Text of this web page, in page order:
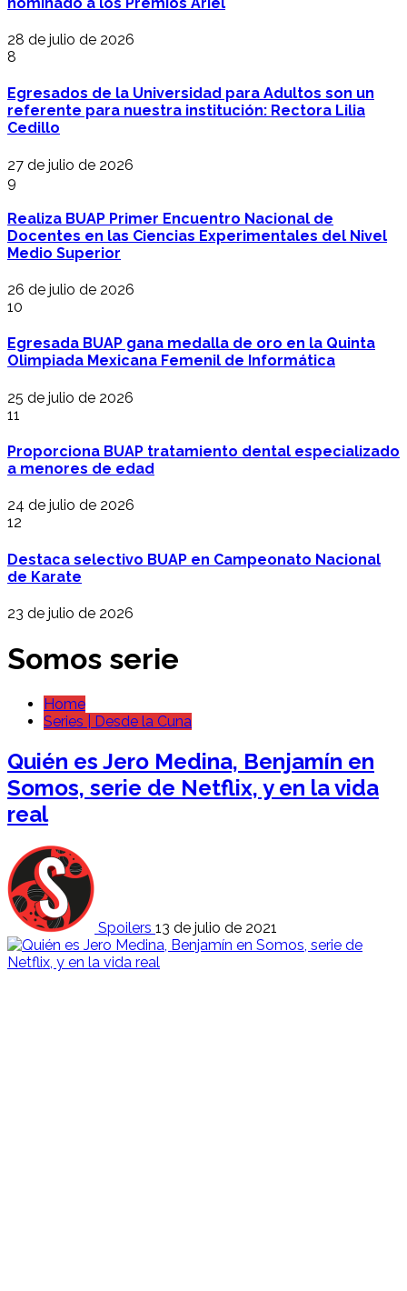
28 de julio de 2026
8
Egresados de la Universidad para Adultos son un
referente para nuestra institución: Rectora Lilia
Cedillo
27 de julio de 2026
9
Realiza BUAP Primer Encuentro Nacional de
Docentes en las Ciencias Experimentales del Nivel
Medio Superior
26 de julio de 2026
10
Egresada BUAP gana medalla de oro en la Quinta
Olimpiada Mexicana Femenil de Informática
25 de julio de 2026
11
Proporciona BUAP tratamiento dental especializado
a menores de edad
24 de julio de 2026
12
Destaca selectivo BUAP en Campeonato Nacional
de Karate
23 de julio de 2026
Somos serie
Home
Series | Desde la Cuna
Quién es Jero Medina, Benjamín en
Somos, serie de Netflix, y en la vida
real
Spoilers 13 de julio de 2021